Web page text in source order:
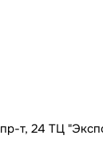
т, 24 ТЦ